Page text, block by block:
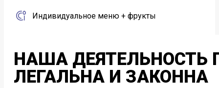
Индивидуальное меню + фрукты
НАША ДЕЯТЕЛЬНОСТЬ
ЛЕГАЛЬНА И ЗАКОННА